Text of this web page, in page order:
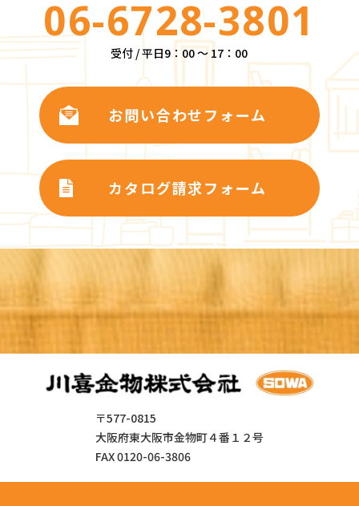
06-6728-3801
受付 / 平日9：00 ～ 17：00
お問い合わせフォーム
カタログ請求フォーム
〒577-0815
大阪府東大阪市金物町４番１２号
FAX 0120-06-3806